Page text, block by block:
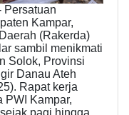
Persatuan
Kampar,
(Rakerda)
sambil menikmati
Solok, Provinsi
Danau Ateh
Rapat kerja
PWI Kampar,